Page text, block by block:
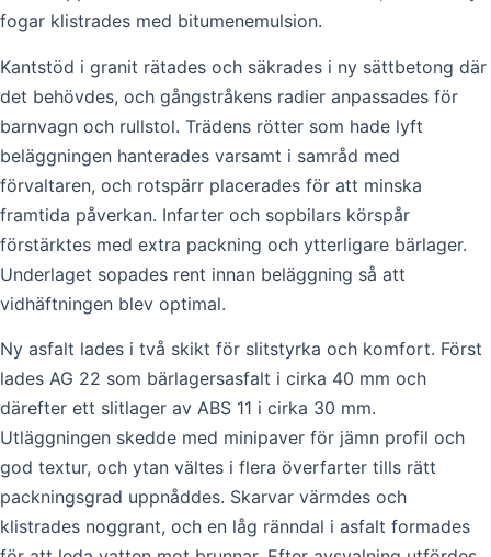
fogar klistrades med bitumenemulsion.
Kantstöd i granit rätades och säkrades i ny sättbetong där
det behövdes, och gångstråkens radier anpassades för
barnvagn och rullstol. Trädens rötter som hade lyft
beläggningen hanterades varsamt i samråd med
förvaltaren, och rotspärr placerades för att minska
framtida påverkan. Infarter och sopbilars körspår
förstärktes med extra packning och ytterligare bärlager.
Underlaget sopades rent innan beläggning så att
vidhäftningen blev optimal.
Ny asfalt lades i två skikt för slitstyrka och komfort. Först
lades AG 22 som bärlagersasfalt i cirka 40 mm och
därefter ett slitlager av ABS 11 i cirka 30 mm.
Utläggningen skedde med minipaver för jämn profil och
god textur, och ytan vältes i flera överfarter tills rätt
packningsgrad uppnåddes. Skarvar värmdes och
klistrades noggrant, och en låg ränndal i asfalt formades